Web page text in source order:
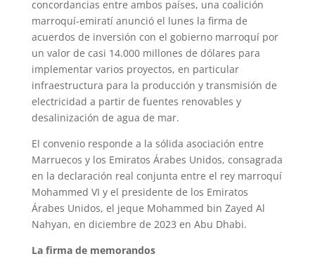
concordancias entre ambos países, una coalición
marroquí-emiratí anunció el lunes la firma de
acuerdos de inversión con el gobierno marroquí por
un valor de casi 14.000 millones de dólares para
implementar varios proyectos, en particular
infraestructura para la producción y transmisión de
electricidad a partir de fuentes renovables y
desalinización de agua de mar.
El convenio responde a la sólida asociación entre
Marruecos y los Emiratos Árabes Unidos, consagrada
en la declaración real conjunta entre el rey marroquí
Mohammed VI y el presidente de los Emiratos
Árabes Unidos, el jeque Mohammed bin Zayed Al
Nahyan, en diciembre de 2023 en Abu Dhabi.
La firma de memorandos